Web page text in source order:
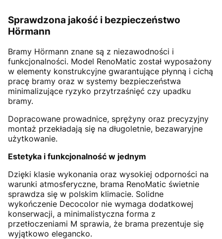
Sprawdzona jakość i bezpieczeństwo
Hörmann
Bramy Hörmann znane są z niezawodności i
funkcjonalności. Model RenoMatic został wyposażony
w elementy konstrukcyjne gwarantujące płynną i cichą
pracę bramy oraz w systemy bezpieczeństwa
minimalizujące ryzyko przytrzaśnięć czy upadku
bramy.
Dopracowane prowadnice, sprężyny oraz precyzyjny
montaż przekładają się na długoletnie, bezawaryjne
użytkowanie.
Estetyka i funkcjonalność w jednym
Dzięki klasie wykonania oraz wysokiej odporności na
warunki atmosferyczne, brama RenoMatic świetnie
sprawdza się w polskim klimacie. Solidne
wykończenie Decocolor nie wymaga dodatkowej
konserwacji, a minimalistyczna forma z
przetłoczeniami M sprawia, że brama prezentuje się
wyjątkowo elegancko.